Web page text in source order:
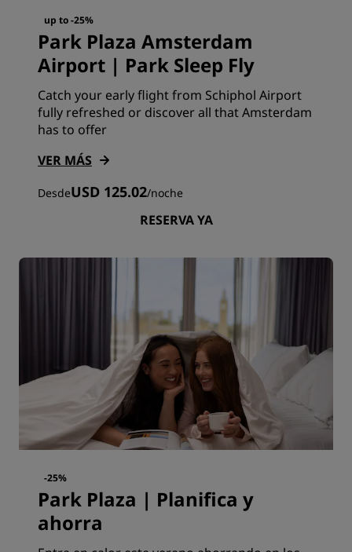
up to -25%
Park Plaza Amsterdam
Airport | Park Sleep Fly
Catch your early flight from Schiphol Airport
fully refreshed or discover all that Amsterdam
has to offer
VER MÁS
DesdeUSD 125.02/noche
RESERVA YA
-25%
Park Plaza | Planifica y
ahorra